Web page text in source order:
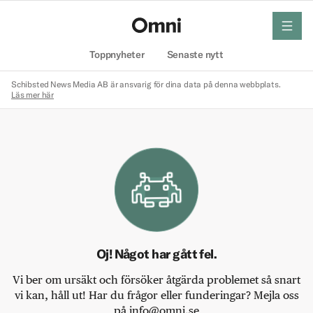
Toppnyheter Senaste nytt
meny
Schibsted News Media AB är ansvarig för dina data på denna webbplats.
Läs mer här
Oj! Något har gått fel.
Vi ber om ursäkt och försöker åtgärda problemet så snart
vi kan, håll ut! Har du frågor eller funderingar? Mejla oss